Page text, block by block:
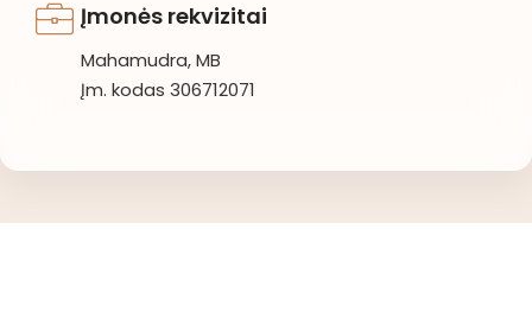
Įmonės rekvizitai
Mahamudra, MB
Įm. kodas 306712071